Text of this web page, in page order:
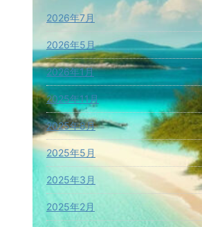
2026年7月
2026年5月
2026年1月
2025年11月
2025年8月
2025年5月
2025年3月
2025年2月